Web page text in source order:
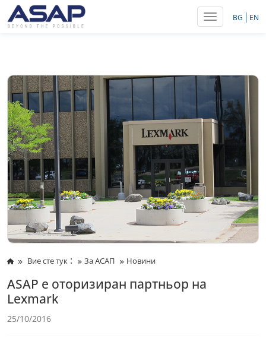
Toggle
BG EN
Вие сте тук : За АСАП Новини
ASAP е оторизиран партньор на
Lexmark
25/10/2016